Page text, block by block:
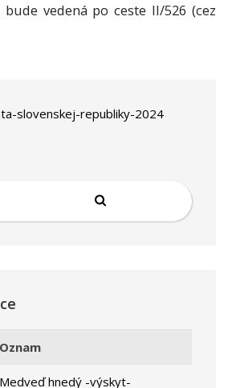
bude vedená po ceste II/526 (cez
Oznam
Medveď hnedý -výskyt-